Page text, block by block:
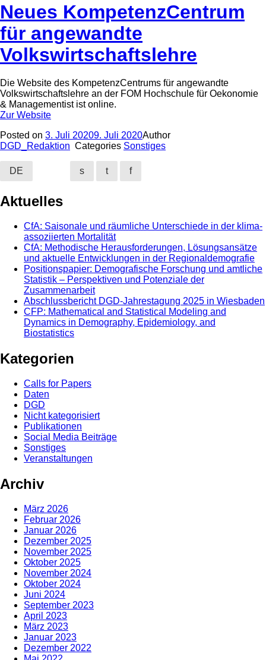
Neues KompetenzCentrum
für angewandte
Volkswirtschaftslehre
Die Website des KompetenzCentrums für angewandte
Volkswirtschaftslehre an der FOM Hochschule für Oekonomie
& Managementist ist online.
Zur Website
Posted on 3. Juli 20209. Juli 2020Author
DGD_Redaktion Categories Sonstiges
DE s t f
Aktuelles
CfA: Saisonale und räumliche Unterschiede in der klima-
assoziierten Mortalität
CfA: Methodische Herausforderungen, Lösungsansätze
und aktuelle Entwicklungen in der Regionaldemografie
Positionspapier: Demografische Forschung und amtliche
Statistik – Perspektiven und Potenziale der
Zusammenarbeit
Abschlussbericht DGD-Jahrestagung 2025 in Wiesbaden
CFP: Mathematical and Statistical Modeling and
Dynamics in Demography, Epidemiology, and
Biostatistics
Kategorien
Calls for Papers
Daten
DGD
Nicht kategorisiert
Publikationen
Social Media Beiträge
Sonstiges
Veranstaltungen
Archiv
März 2026
Februar 2026
Januar 2026
Dezember 2025
November 2025
Oktober 2025
November 2024
Oktober 2024
Juni 2024
September 2023
April 2023
März 2023
Januar 2023
Dezember 2022